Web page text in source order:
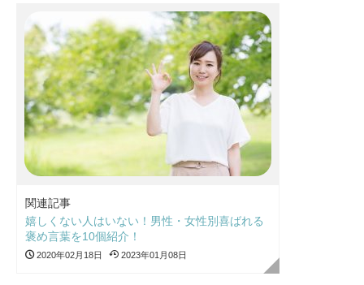
関連記事
嬉しくない人はいない！男性・女性別喜ばれる
褒め言葉を10個紹介！
2020年02月18日 2023年01月08日